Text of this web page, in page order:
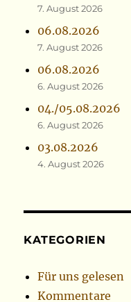
7. August 2026
06.08.2026
7. August 2026
06.08.2026
6. August 2026
04./05.08.2026
6. August 2026
03.08.2026
4. August 2026
KATEGORIEN
Für uns gelesen
Kommentare